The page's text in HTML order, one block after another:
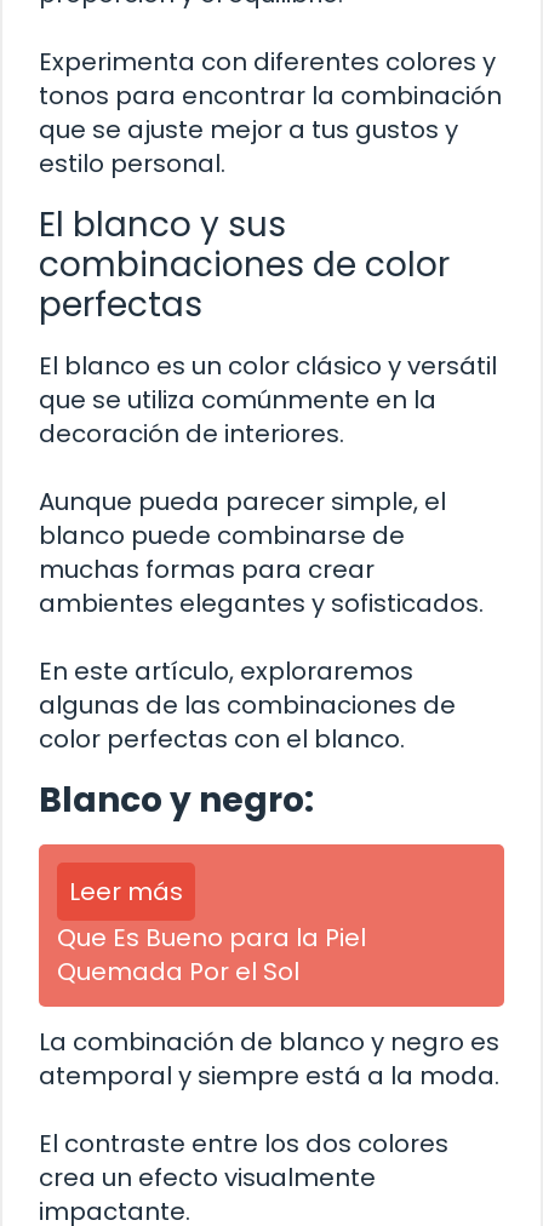
Experimenta con diferentes colores y
tonos para encontrar la combinación
que se ajuste mejor a tus gustos y
estilo personal.
El blanco y sus
combinaciones de color
perfectas
El blanco es un color clásico y versátil
que se utiliza comúnmente en la
decoración de interiores.
Aunque pueda parecer simple, el
blanco puede combinarse de
muchas formas para crear
ambientes elegantes y sofisticados.
En este artículo, exploraremos
algunas de las combinaciones de
color perfectas con el blanco.
Blanco y negro:
Leer más
Que Es Bueno para la Piel
Quemada Por el Sol
La combinación de blanco y negro es
atemporal y siempre está a la moda.
El contraste entre los dos colores
crea un efecto visualmente
impactante.